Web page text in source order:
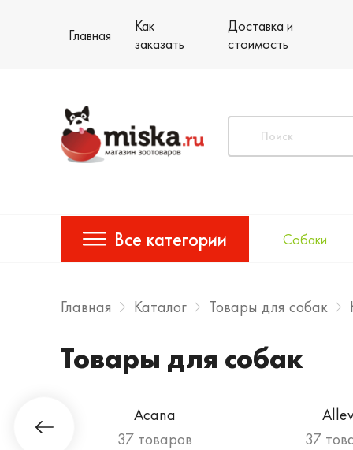
Главная
Как
заказать
Доставка и
стоимость
Все категории Собаки
Главная Каталог Товары для собак
Товары для собак
Acana
37 товаров
37